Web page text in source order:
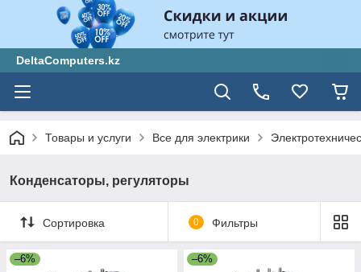
DeltaComputers.kz
Товары и услуги Все для электрики
Конденсаторы, регуляторы
Сортировка 0 Фильтры
–6% –6%